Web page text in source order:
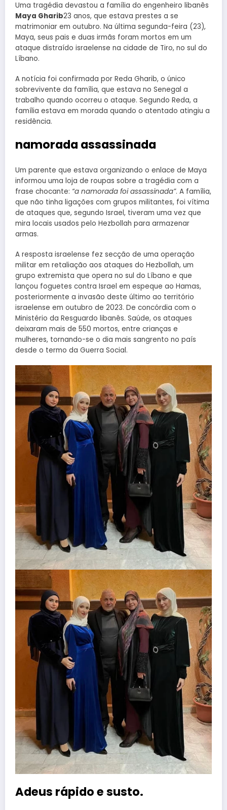
Uma tragédia devastou a família do engenheiro libanês
Maya Gharib23 anos, que estava prestes a se
matrimoniar em outubro. Na última segunda-feira (23),
Maya, seus pais e duas irmãs foram mortos em um
ataque distraído israelense na cidade de Tiro, no sul do
Líbano.
A notícia foi confirmada por Reda Gharib, o único
sobrevivente da família, que estava no Senegal a
trabalho quando ocorreu o ataque. Segundo Reda, a
família estava em morada quando o atentado atingiu a
residência.
namorada assassinada
Um parente que estava organizando o enlace de Maya
informou uma loja de roupas sobre a tragédia com a
frase chocante: “a namorada foi assassinada”. A família,
que não tinha ligações com grupos militantes, foi vítima
de ataques que, segundo Israel, tiveram uma vez que
mira locais usados ​​pelo Hezbollah para armazenar
armas.
A resposta israelense fez secção de uma operação
militar em retaliação aos ataques do Hezbollah, um
grupo extremista que opera no sul do Líbano e que
lançou foguetes contra Israel em espeque ao Hamas,
posteriormente a invasão deste último ao território
israelense em outubro de 2023. De concórdia com o
Ministério da Resguardo libanês. Saúde, os ataques
deixaram mais de 550 mortos, entre crianças e
mulheres, tornando-se o dia mais sangrento no país
desde o termo da Guerra Social.
Adeus rápido e susto.